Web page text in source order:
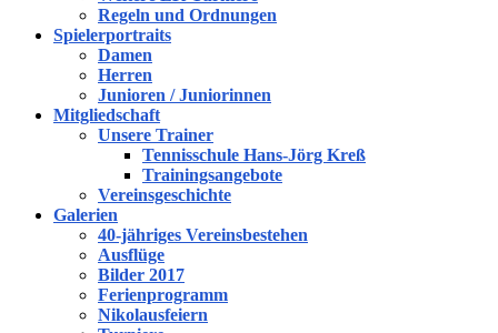
Regeln und Ordnungen
Spielerportraits
Damen
Herren
Junioren / Juniorinnen
Mitgliedschaft
Unsere Trainer
Tennisschule Hans-Jörg Kreß
Trainingsangebote
Vereinsgeschichte
Galerien
40-jähriges Vereinsbestehen
Ausflüge
Bilder 2017
Ferienprogramm
Nikolausfeiern